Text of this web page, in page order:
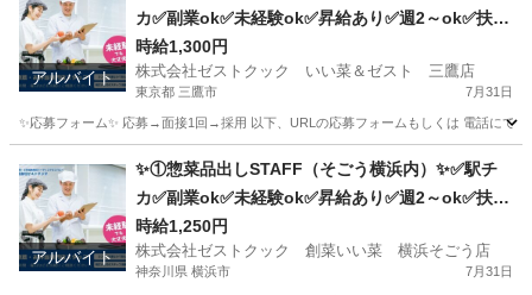
アルバイト
カ✅副業ok✅未経験ok✅昇給あり✅週2～ok✅扶養
内ok
時給1,300円
株式会社ゼストクック いい菜＆ゼスト 三鷹店
東京都 三鷹市 7月31日
✨応募フォーム✨ 応募→面接1回→採用 以下、URLの応募フォームもしくは 電話にて
キッチン スタッフ
アルバイト
✨①惣菜品出しSTAFF（そごう横浜内）✨✅駅チ
カ✅副業ok✅未経験ok✅昇給あり✅週2～ok✅扶養
内ok
時給1,250円
株式会社ゼストクック 創菜いい菜 横浜そごう店
神奈川県 横浜市 7月31日